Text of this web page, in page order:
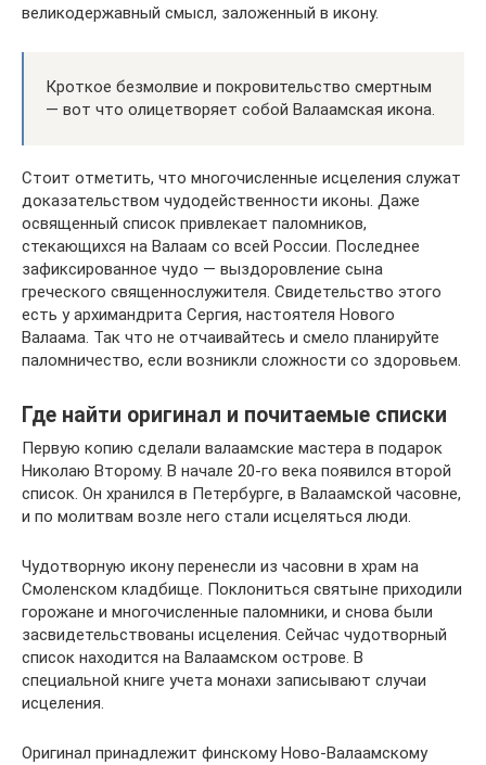
великодержавный смысл, заложенный в икону.
Кроткое безмолвие и покровительство смертным
— вот что олицетворяет собой Валаамская икона.
Стоит отметить, что многочисленные исцеления служат
доказательством чудодейственности иконы. Даже
освященный список привлекает паломников,
стекающихся на Валаам со всей России. Последнее
зафиксированное чудо — выздоровление сына
греческого священнослужителя. Свидетельство этого
есть у архимандрита Сергия, настоятеля Нового
Валаама. Так что не отчаивайтесь и смело планируйте
паломничество, если возникли сложности со здоровьем.
Где найти оригинал и почитаемые списки
Первую копию сделали валаамские мастера в подарок
Николаю Второму. В начале 20-го века появился второй
список. Он хранился в Петербурге, в Валаамской часовне,
и по молитвам возле него стали исцеляться люди.
Чудотворную икону перенесли из часовни в храм на
Смоленском кладбище. Поклониться святыне приходили
горожане и многочисленные паломники, и снова были
засвидетельствованы исцеления. Сейчас чудотворный
список находится на Валаамском острове. В
специальной книге учета монахи записывают случаи
исцеления.
Оригинал принадлежит финскому Ново-Валаамскому